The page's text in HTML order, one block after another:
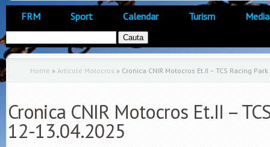
FRM Sport Calendar Turism Media
Home » Articole Motocros » Cronica CNIR Motocros Et.II – TCS Racing
Cronica CNIR Motocros Et.II –
12-13.04.2025